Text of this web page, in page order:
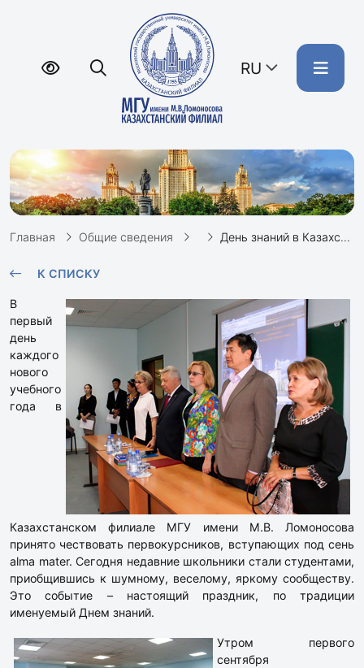
RU
Главная Общие сведения День знаний в Казахстанском филиале
К СПИСКУ
В
первый
день
каждого
нового
учебного
года в
Казахстанском филиале МГУ имени М.В. Ломоносова
принято чествовать первокурсников, вступающих под сень
alma mater. Сегодня недавние школьники стали студентами,
приобщившись к шумному, веселому, яркому сообществу.
Это событие – настоящий праздник, по традиции
именуемый Днем знаний.
Утром первого
сентября